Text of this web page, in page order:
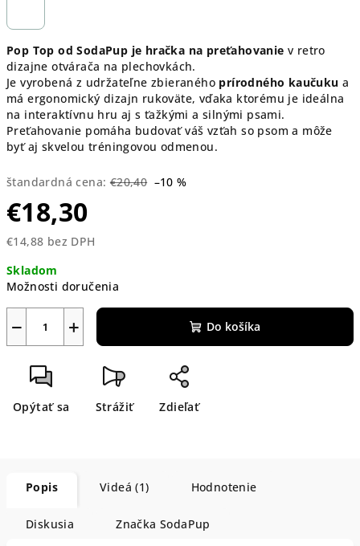
Pop Top od SodaPup je hračka na preťahovanie v retro
dizajne otvárača na plechovkách.
Je vyrobená z udržateľne zbieraného prírodného kaučuku a
má ergonomický dizajn rukoväte, vďaka ktorému je ideálna
na interaktívnu hru aj s ťažkými a silnými psami.
Preťahovanie pomáha budovať váš vzťah so psom a môže
byť aj skvelou tréningovou odmenou.
štandardná cena: €20,40 –10 %
€18,30
€14,88 bez DPH
cena:
Skladom
Možnosti doručenia
+
− Do košíka
Opýtať sa Strážiť Zdieľať
Popis Videá (1) Hodnotenie
Diskusia Značka SodaPup